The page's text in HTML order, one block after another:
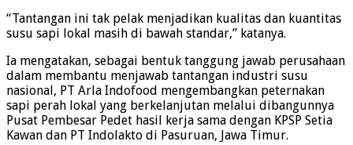
“Tantangan ini tak pelak menjadikan kualitas dan kuantitas
susu sapi lokal masih di bawah standar,” katanya.
Ia mengatakan, sebagai bentuk tanggung jawab perusahaan
dalam membantu menjawab tantangan industri susu
nasional, PT Arla Indofood mengembangkan peternakan
sapi perah lokal yang berkelanjutan melalui dibangunnya
Pusat Pembesar Pedet hasil kerja sama dengan KPSP Setia
Kawan dan PT Indolakto di Pasuruan, Jawa Timur.